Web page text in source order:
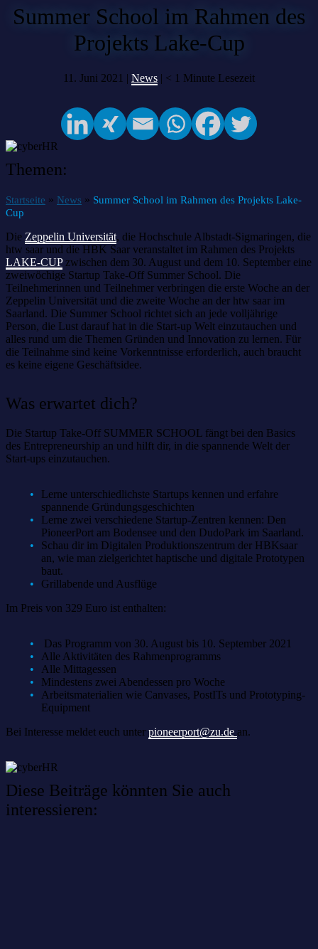
Summer School im Rahmen des
Projekts Lake-Cup
11. Juni 2021 | News | < 1 Minute Lesezeit
Themen:
Startseite » News » Summer School im Rahmen des Projekts Lake-
Cup
Die Zeppelin Universität, die Hochschule Albstadt-Sigmaringen, die
htw saar und die HBK Saar veranstaltet im Rahmen des Projekts
LAKE-CUPzwischen dem 30. August und dem 10. September eine
zweiwöchige Startup Take-Off Summer School. Die
Teilnehmerinnen und Teilnehmer verbringen die erste Woche an der
Zeppelin Universität und die zweite Woche an der htw saar im
Saarland. Die Summer School richtet sich an jede volljährige
Person, die Lust darauf hat in die Start-up Welt einzutauchen und
alles rund um die Themen Gründen und Innovation zu lernen. Für
die Teilnahme sind keine Vorkenntnisse erforderlich, auch braucht
es keine eigene Geschäftsidee.
Was erwartet dich?
Die Startup Take-Off SUMMER SCHOOL fängt bei den Basics
des Entrepreneurship an und hilft dir, in die spannende Welt der
Start-ups einzutauchen.
Lerne unterschiedlichste Startups kennen und erfahre
spannende Gründungsgeschichten
Lerne zwei verschiedene Startup-Zentren kennen: Den
PioneerPort am Bodensee und den DudoPark im Saarland.
Schau dir im Digitalen Produktionszentrum der HBKsaar
an, wie man zielgerichtet haptische und digitale Prototypen
baut.
Grillabende und Ausflüge
Im Preis von 329 Euro ist enthalten:
Das Programm von 30. August bis 10. September 2021
Alle Aktivitäten des Rahmenprogramms
Alle Mittagessen
Mindestens zwei Abendessen pro Woche
Arbeitsmaterialien wie Canvases, PostITs und Prototyping-
Equipment
Bei Interesse meldet euch unter pioneerport@zu.de an.
Diese Beiträge könnten Sie auch
interessieren: